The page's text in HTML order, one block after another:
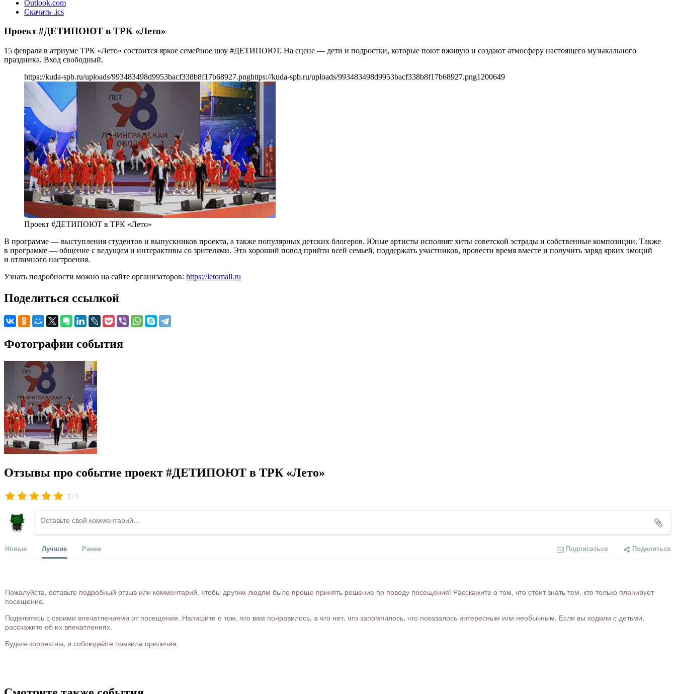
Outlook.com
Скачать .ics
Проект #ДЕТИПОЮТ в ТРК «Лето»
15 февраля в атриуме ТРК «Лето» состоится яркое семейное шоу #ДЕТИПОЮТ. На сцене — дети и подростки, которые поют вживую и создают атмосферу настоящего музыкального
праздника. Вход свободный.
https://kuda-spb.ru/uploads/993483498d9953bacf338b8f17b68927.pnghttps://kuda-spb.ru/uploads/993483498d9953bacf338b8f17b68927.png1200649
Проект #ДЕТИПОЮТ в ТРК «Лето»
В программе — выступления студентов и выпускников проекта, а также популярных детских блогеров. Юные артисты исполнят хиты советской эстрады и собственные композиции. Также
в программе — общение с ведущим и интерактивы со зрителями. Это хороший повод прийти всей семьей, поддержать участников, провести время вместе и получить заряд ярких эмоций
и отличного настроения.
Узнать подробности можно на сайте организаторов: https://letomall.ru
Поделиться ссылкой
Фотографии события
Отзывы про событие проект #ДЕТИПОЮТ в ТРК «Лето»
5 / 1
Новые Лучшие Ранее Подписаться Поделиться
Пожалуйста, оставьте подробный отзыв или комментарий, чтобы другим людям было проще принять решение по поводу посещения! Расскажите о том, что стоит знать тем, кто только планирует
посещение.
Поделитесь с своими впечатлениями от посещения. Напишите о том, что вам понравилось, а что нет, что запомнилось, что показалось интересным или необычным. Если вы ходили с детьми,
расскажите об их впечатлениях.
Будьте корректны, и соблюдайте правила приличия.